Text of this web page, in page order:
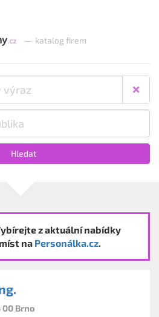
— katalog firem
Hledat
z aktuální nabídky
na Personálka.cz.
00 Brno